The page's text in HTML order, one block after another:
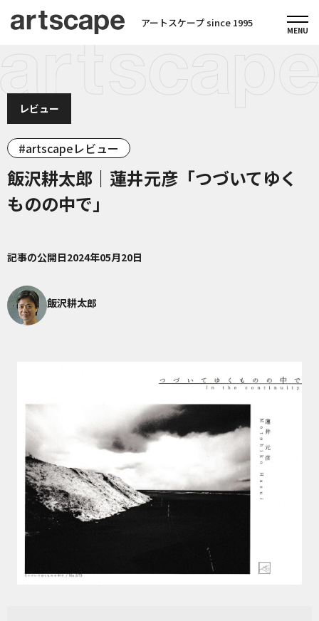
アートスケープ since 1995
レビュー
artscapeレビュー
飯沢耕太郎｜蓮井元彦「つづいてゆく
ものの中で」
記事の公開日2024年05月20日
飯沢耕太郎